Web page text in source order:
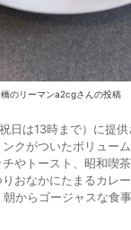
のリーマンa2cgさんの投稿
日は13時まで）に提供
ンクがついたボリュー
やトースト、昭和喫
おなかにたまるカレ
からゴージャスな食